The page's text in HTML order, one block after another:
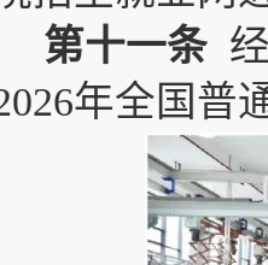
第十一条经
年全国普